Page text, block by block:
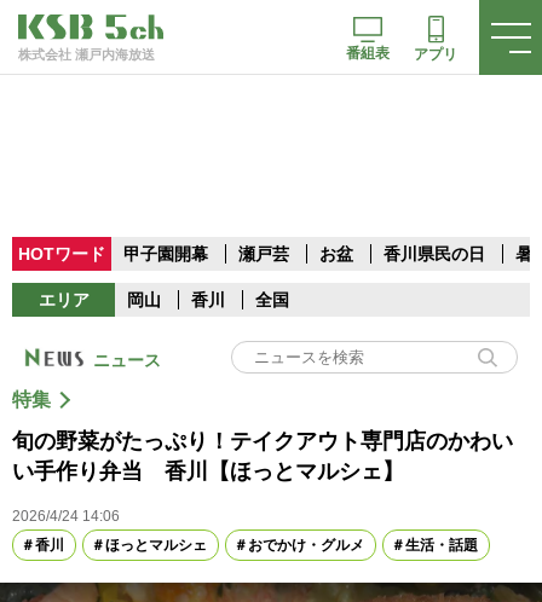
株式会社 瀬戸内海放送 番組表 アプリ
HOTワード 甲子園開幕 瀬戸芸 お盆 香川県民の日 暑
エリア 岡山 香川 全国
ニュース
特集
旬の野菜がたっぷり！テイクアウト専門店のかわい
い手作り弁当 香川【ほっとマルシェ】
2026/4/24 14:06
香川
ほっとマルシェ おでかけ・グルメ 生活・話題